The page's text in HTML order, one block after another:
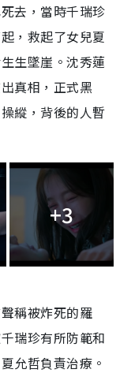
去，當時千瑞珍
，救起了女兒夏
生墜崖。沈秀蓮
真相，正式黑
縱，背後的人暫
+3
稱被炸死的羅
瑞珍有所防範和
允哲負責治療。